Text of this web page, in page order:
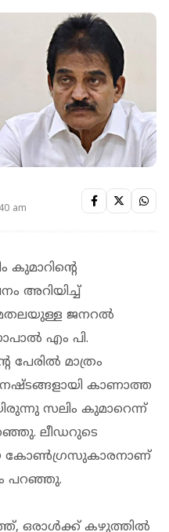
am
അറിയിച്ച്
ജനറല്‍
എം പി.
മാത്രം
കാണാത്ത
സലിം കുമാറെന്ന്
ലീഡറുടെ
കോണ്‍ഗ്രസുകാരനാണ്
പറഞ്ഞു.
ഒരാള്‍ക്ക് കഴുത്തില്‍